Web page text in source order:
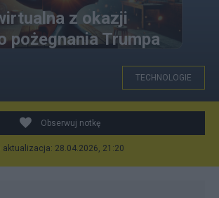
z okazji
pożegnania Trumpa
TECHNOLOGIE
Obserwuj notkę
28.04.2026, 21:20